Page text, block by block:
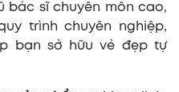
bác sĩ chuyên môn cao,
trình chuyên nghiệp,
bạn sở hữu vẻ đẹp tự